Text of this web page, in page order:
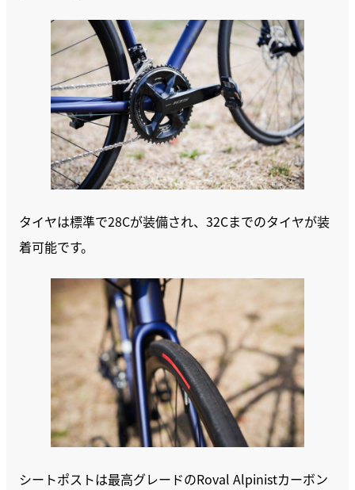
タイヤは標準で28Cが装備され、32Cまでのタイヤが装
着可能です。
シートポストは最高グレードのRoval Alpinistカーボン